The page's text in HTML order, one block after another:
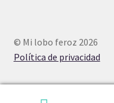
© Mi lobo feroz 2026
Política de privacidad